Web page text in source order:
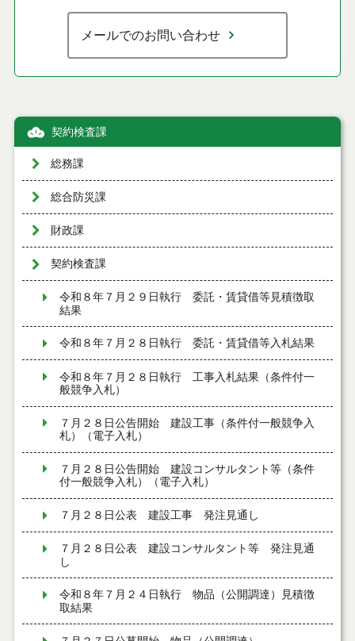
メールでのお問い合わせ
契約検査課
総務課
総合防災課
財政課
契約検査課
令和８年７月２９日執行 委託・賃貸借等見積徴取
結果
令和８年７月２８日執行 委託・賃貸借等入札結果
令和８年７月２８日執行 工事入札結果（条件付一
般競争入札）
７月２８日公告開始 建設工事（条件付一般競争入
札）（電子入札）
７月２８日公告開始 建設コンサルタント等（条件
付一般競争入札）（電子入札）
７月２８日公表 建設工事 発注見通し
７月２８日公表 建設コンサルタント等 発注見通
し
令和８年７月２４日執行 物品（公開調達）見積徴
取結果